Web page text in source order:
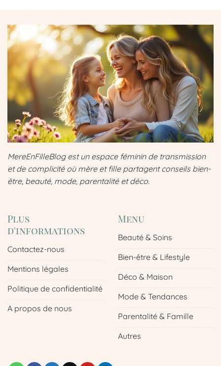
MereEnFilleBlog est un espace féminin de transmission
et de complicité où mère et fille partagent conseils bien-
être, beauté, mode, parentalité et déco.
Plus
d'informations
Contactez-nous
Mentions légales
Politique de confidentialité
A propos de nous
Menu
Beauté & Soins
Bien-être & Lifestyle
Déco & Maison
Mode & Tendances
Parentalité & Famille
Autres